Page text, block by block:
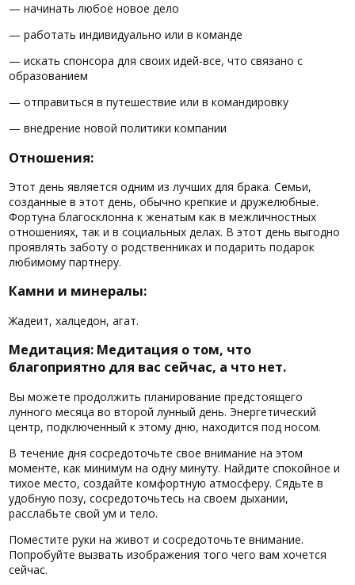
— начинать любое новое дело
— работать индивидуально или в команде
— искать спонсора для своих идей-все, что связано с
образованием
— отправиться в путешествие или в командировку
— внедрение новой политики компании
Отношения:
Этот день является одним из лучших для брака. Семьи,
созданные в этот день, обычно крепкие и дружелюбные.
Фортуна благосклонна к женатым как в межличностных
отношениях, так и в социальных делах. В этот день выгодно
проявлять заботу о родственниках и подарить подарок
любимому партнеру.
Камни и минералы:
Жадеит, халцедон, агат.
Медитация: Медитация о том, что
благоприятно для вас сейчас, а что нет.
Вы можете продолжить планирование предстоящего
лунного месяца во второй лунный день. Энергетический
центр, подключенный к этому дню, находится под носом.
В течение дня сосредоточьте свое внимание на этом
моменте, как минимум на одну минуту. Найдите спокойное и
тихое место, создайте комфортную атмосферу. Сядьте в
удобную позу, сосредоточьтесь на своем дыхании,
расслабьте свой ум и тело.
Поместите руки на живот и сосредоточьте внимание.
Попробуйте вызвать изображения того чего вам хочется
сейчас.